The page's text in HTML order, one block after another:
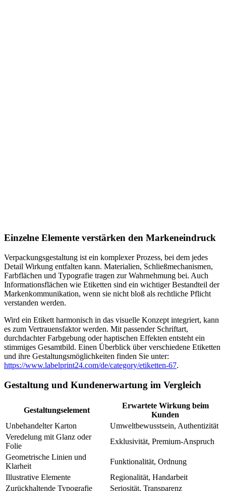
Einzelne Elemente verstärken den Markeneindruck
Verpackungsgestaltung ist ein komplexer Prozess, bei dem jedes
Detail Wirkung entfalten kann. Materialien, Schließmechanismen,
Farbflächen und Typografie tragen zur Wahrnehmung bei. Auch
Informationsflächen wie Etiketten sind ein wichtiger Bestandteil der
Markenkommunikation, wenn sie nicht bloß als rechtliche Pflicht
verstanden werden.
Wird ein Etikett harmonisch in das visuelle Konzept integriert, kann
es zum Vertrauensfaktor werden. Mit passender Schriftart,
durchdachter Farbgebung oder haptischen Effekten entsteht ein
stimmiges Gesamtbild. Einen Überblick über verschiedene Etiketten
und ihre Gestaltungsmöglichkeiten finden Sie unter:
https://www.labelprint24.com/de/category/etiketten-67.
Gestaltung und Kundenerwartung im Vergleich
Gestaltungselement
Erwartete Wirkung beim
Kunden
Unbehandelter Karton
Umweltbewusstsein, Authentizität
Veredelung mit Glanz oder
Folie
Exklusivität, Premium-Anspruch
Geometrische Linien und
Klarheit
Funktionalität, Ordnung
Illustrative Elemente
Regionalität, Handarbeit
Zurückhaltende Typografie
Seriosität, Transparenz